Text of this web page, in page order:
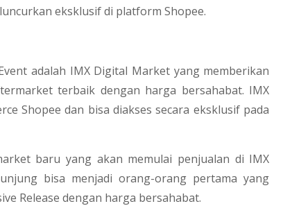
eksklusif di platform Shopee.
adalah IMX Digital Market yang memberikan
terbaik dengan harga bersahabat. IMX
Shopee dan bisa diakses secara eksklusif pada
baru yang akan memulai penjualan di IMX
bisa menjadi orang-orang pertama yang
Release dengan harga bersahabat.